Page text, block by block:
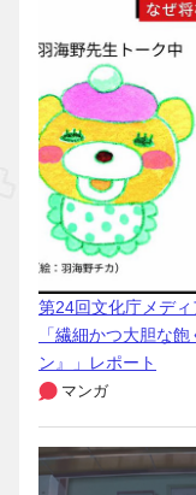
第24回文化庁メデ
「繊細かつ大胆な
ン』」レポート
マンガ